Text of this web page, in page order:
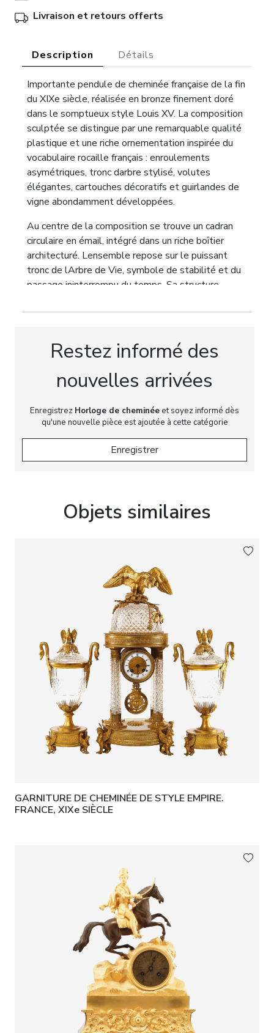
Livraison et retours offerts
Description Détails
Importante pendule de cheminée française de la fin
du XIXe siècle, réalisée en bronze finement doré
dans le somptueux style Louis XV. La composition
sculptée se distingue par une remarquable qualité
plastique et une riche ornementation inspirée du
vocabulaire rocaille français : enroulements
asymétriques, tronc darbre stylisé, volutes
élégantes, cartouches décoratifs et guirlandes de
vigne abondamment développées.
Au centre de la composition se trouve un cadran
circulaire en émail, intégré dans un riche boîtier
architecturé. Lensemble repose sur le puissant
tronc de lArbre de Vie, symbole de stabilité et du
passage ininterrompu du temps. Sa structure
ramure ajourée se fondant dans un foisonnement
Le groupe sculpté principal représente de gracieux
de Bacchus, dieu antique du vin et des plaisirs
de vivre, la jeunesse et linsouciance. Le contraste
entre ce sujet plein de fantaisie et la
monumentalité de la composition confère à cette
pendule une profonde portée symbolique, faisant
dune production comptant parmi les plus
remarquables réalisations de la bronzerie dart
française de la période historiciste.
Marque de manufacture :Guiche Palais Royal
Dimensions :Hauteur : 52 cm. Largeur : 39 cm.
État de conservation :
Bon état de collection. La pendule est en parfait
état de fonctionnement. Le mouvement a fait
lobjet dune révision complète réalisée par un
horloger professionnel.
Restez informé des
nouvelles arrivées
Enregistrez Horloge de cheminéeet soyez informé dès
qu'une nouvelle pièce est ajoutée à cette catégorie
Enregistrer
Objets similaires
GARNITURE DE CHEMINÉE DE STYLE EMPIRE.
FRANCE, XIXe SIÈCLE